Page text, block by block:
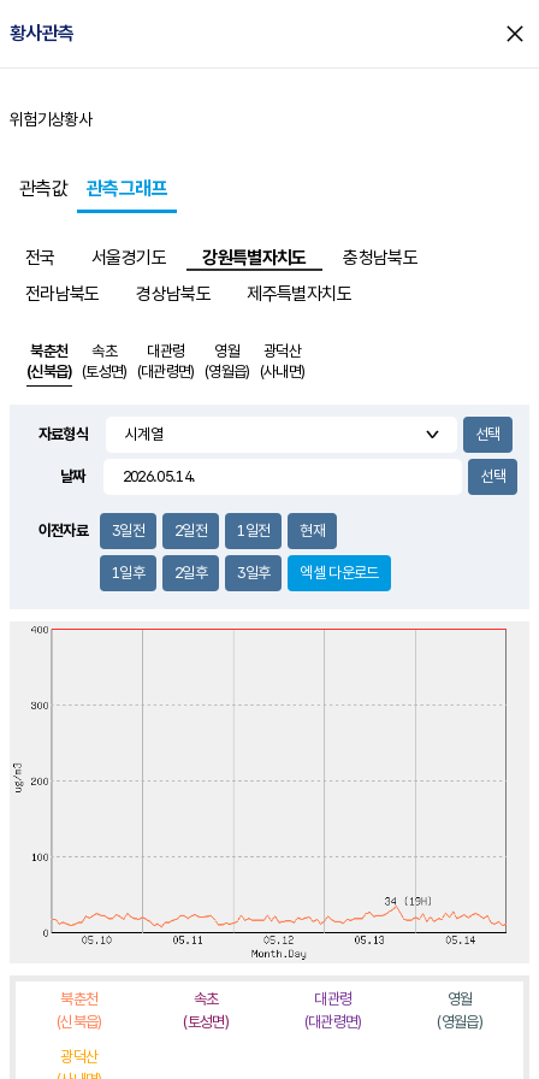
황사관측 close
홈
위험기상황사
관측값 관측그래프
전국 서울경기도 강원특별자치도
충청남북도
전라남북도
경상남북도 제주특별자치도
북춘천
(신북읍)
속초
(토성면)
대관령
(대관령면)
영월
(영월읍)
광덕산
(사내면)
자료형식
날짜
이전자료 3일전 2일전 1일전 현재
1일후 2일후 3일후 엑셀 다운로드
북춘천
(신북읍)
속초
(토성면)
대관령
(대관령면)
영월
(영월읍)
광덕산